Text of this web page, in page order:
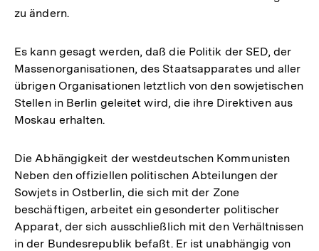
zu ändern.
Es kann gesagt werden, daß die Politik der SED, der
Massenorganisationen, des Staatsapparates und aller
übrigen Organisationen letztlich von den sowjetischen
Stellen in Berlin geleitet wird, die ihre Direktiven aus
Moskau erhalten.
Die Abhängigkeit der westdeutschen Kommunisten
Neben den offiziellen politischen Abteilungen der
Sowjets in Ostberlin, die sich mit der Zone
beschäftigen, arbeitet ein gesonderter politischer
Apparat, der sich ausschließlich mit den Verhältnissen
in der Bundesrepublik befaßt. Er ist unabhängig von